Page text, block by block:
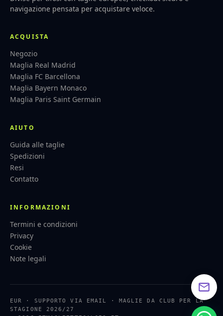
navigazione pensata per acquistare veloce.
ACQUISTA
Negozio
Maglia Real Madrid
Maglia FC Barcellona
Maglia Bayern Monaco
Maglia Paris Saint Germain
AIUTO
Guida alle taglie
Spedizioni
Resi
Contatto
INFORMAZIONI
Termini e condizioni
Privacy
Cookie
Note legali
EUR · SUPPORTO VIA EMAIL · MAGLIE DA CLUB PER LA
STAGIONE 2026/27